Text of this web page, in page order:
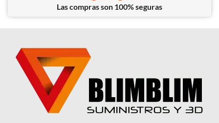
Las compras son 100% seguras